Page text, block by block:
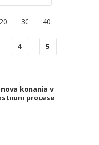
20 30 40
4 5
konania v
procese